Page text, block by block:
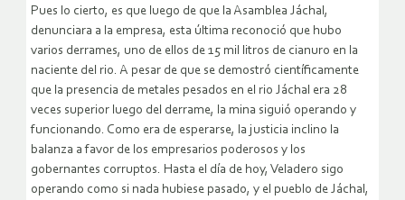
Pues lo cierto, es que luego de que la Asamblea Jáchal,
denunciara a la empresa, esta última reconoció que hubo
varios derrames, uno de ellos de 15 mil litros de cianuro en la
naciente del rio. A pesar de que se demostró científicamente
que la presencia de metales pesados en el rio Jáchal era 28
veces superior luego del derrame, la mina siguió operando y
funcionando. Como era de esperarse, la justicia inclino la
balanza a favor de los empresarios poderosos y los
gobernantes corruptos. Hasta el día de hoy, Veladero sigo
operando como si nada hubiese pasado, y el pueblo de Jáchal,